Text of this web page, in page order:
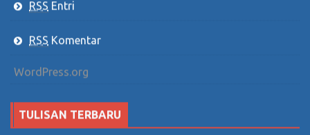
RSS Entri
RSS Komentar
WordPress.org
TULISAN TERBARU